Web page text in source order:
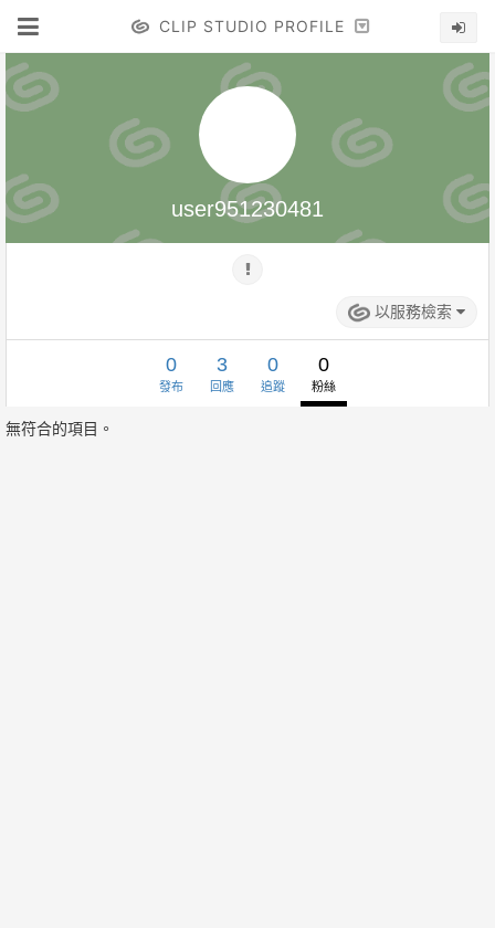
CLIP STUDIO PROFILE
user951230481
以服務檢索
0
發布
3
回應
0
追蹤
0
粉絲
無符合的項目。